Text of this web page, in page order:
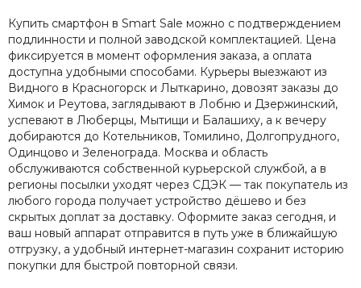
Купить смартфон в Smart Sale можно с подтверждением
подлинности и полной заводской комплектацией. Цена
фиксируется в момент оформления заказа, а оплата
доступна удобными способами. Курьеры выезжают из
Видного в Красногорск и Лыткарино, довозят заказы до
Химок и Реутова, заглядывают в Лобню и Дзержинский,
успевают в Люберцы, Мытищи и Балашиху, а к вечеру
добираются до Котельников, Томилино, Долгопрудного,
Одинцово и Зеленограда. Москва и область
обслуживаются собственной курьерской службой, а в
регионы посылки уходят через СДЭК — так покупатель из
любого города получает устройство дёшево и без
скрытых доплат за доставку. Оформите заказ сегодня, и
ваш новый аппарат отправится в путь уже в ближайшую
отгрузку, а удобный интернет-магазин сохранит историю
покупки для быстрой повторной связи.